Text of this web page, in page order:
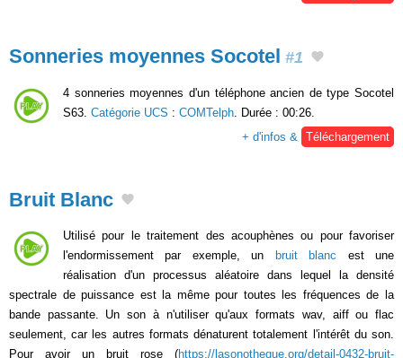
Sonneries moyennes Socotel #1
4 sonneries moyennes d'un téléphone ancien de type Socotel
S63. Catégorie UCS : COMTelph . Durée : 00:26.
+ d'infos &
Téléchargement
Bruit Blanc
Utilisé pour le traitement des acouphènes ou pour favoriser
l'endormissement par exemple, un
bruit blanc est une
réalisation d'un processus aléatoire dans lequel la densité
spectrale de puissance est la même pour toutes les fréquences de la
bande passante. Un son à n'utiliser qu'aux formats wav, aiff ou flac
seulement, car les autres formats dénaturent totalement l'intérêt du son.
Pour avoir un bruit rose (https://lasonotheque.org/detail-0432-bruit-